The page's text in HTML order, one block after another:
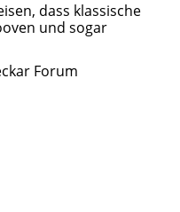
dass klassische
und sogar
Forum